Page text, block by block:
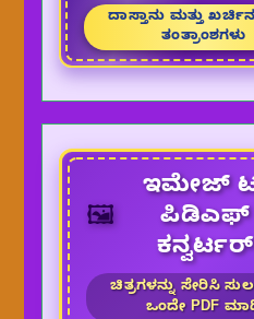
ದಾಸ್ತಾನು ಮತ್ತು
ತಂತ್ರಾಂಶಗಳು
🖼️
ಇಮೇಜ್
ಪಿಡಿಎಫ್
ಕನ್ವರ್ಟರ್
ಚಿತ್ರಗಳನ್ನು ಸೇರಿಸಿ
ಒಂದೇ PDF